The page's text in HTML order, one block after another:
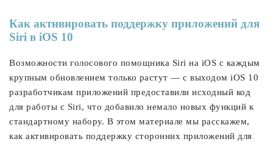
Как активировать поддержку приложений для
Siri в iOS 10
Возможности голосового помощника Siri на iOS с каждым
крупным обновлением только растут — с выходом iOS 10
разработчикам приложений предоставили исходный код
для работы с Siri, что добавило немало новых функций к
стандартному набору. В этом материале мы расскажем,
как активировать поддержку сторонних приложений для